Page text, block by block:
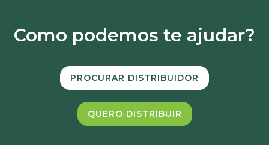
Como podemos te ajudar?
PROCURAR DISTRIBUIDOR
QUERO DISTRIBUIR